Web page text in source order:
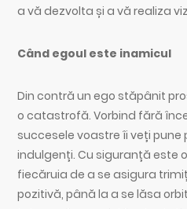
a vă dezvolta și a vă realiza
Când egoul este inamicul
Din contră un ego stăpânit
o catastrofă. Vorbind fără
succesele voastre îi veți pune
indulgenți. Cu siguranță este
fiecăruia de a se asigura
pozitivă, până la a se lăsa